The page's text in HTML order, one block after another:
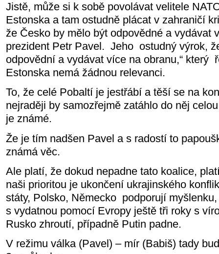
Jistě, může si k sobě povolávat velitele
Estonska a tam ostudně plácat v zahraničí
že Česko by mělo být odpovědné a vydávat
prezident Petr Pavel. Jeho ostudný výrok,
odpovědní a vydávat více na obranu,“ který
Estonska nemá žádnou relevanci.
To, že celé Pobaltí je jestřábí a těší se na
nejraději by samozřejmě zatáhlo do něj
je známé.
Že je tím nadšen Pavel a s radostí to
známá věc.
Ale platí, že dokud nepadne tato koalice,
naši prioritou je ukončení ukrajinského
státy, Polsko, Německo podporují
s vydatnou pomocí Evropy ještě tři roky s
Rusko zhroutí, případně Putin padne.
V režimu válka (Pavel) – mír (Babiš) tady